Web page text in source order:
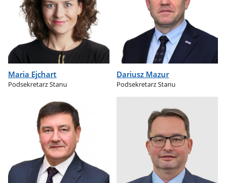
Maria Ejchart
Podsekretarz Stanu
Dariusz Mazur
Podsekretarz Stanu